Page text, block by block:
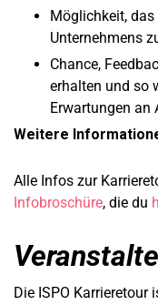
Möglichkeit,
Unternehmens
Chance,
erhalten und so
Erwartungen an
Weitere
Alle Infos zur
Infobroschüre, die du
Die ISPO Karrieretour